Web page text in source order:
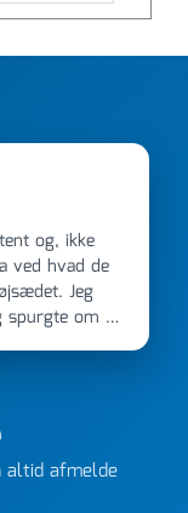
ved hvad de
Jeg
om de
aftale. Jeg
kom dagen
og næste
til dem
fra Rene
altid afmelde